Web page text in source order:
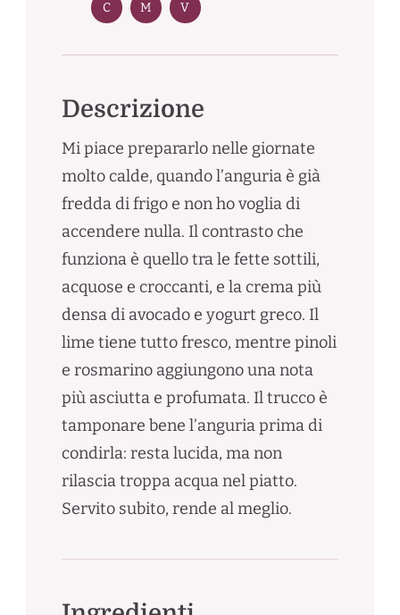
C M V
Descrizione
Mi piace prepararlo nelle giornate
molto calde, quando l’anguria è già
fredda di frigo e non ho voglia di
accendere nulla. Il contrasto che
funziona è quello tra le fette sottili,
acquose e croccanti, e la crema più
densa di avocado e yogurt greco. Il
lime tiene tutto fresco, mentre pinoli
e rosmarino aggiungono una nota
più asciutta e profumata. Il trucco è
tamponare bene l’anguria prima di
condirla: resta lucida, ma non
rilascia troppa acqua nel piatto.
Servito subito, rende al meglio.